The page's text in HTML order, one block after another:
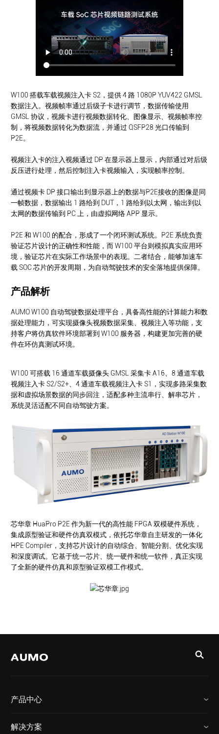
W100 搭载车载视频注入卡 S2，提供 4 路 1080P YUV422 GMSL
数据注入。视频帧率通过后级子卡进行调节，数据传输使用
GMSL 协议，视频卡进行视频数据转化、图像显示、视频帧率控
制，将视频数据转化为数据流，并通过 QSFP28 光口传输到
P2E。
视频注入卡的注入视频通过 DP 在显示器上显示，内部通过对后级
反压进行处理，然后控制注入卡视频输入，实现帧率控制。
通过视频卡 DP 接口输出到显示器上的数据与P2E接收的图像是同
一帧数据，数据输出 1 路给到 DUT，1 路给到以太网，输出到以
太网的数据传输到 PC 上，由虚拟网络 APP 显示。
P2E 和 W100 的配合，形成了一个闭环测试系统。P2E 系统负责
验证芯片设计的正确性和性能，而 W100 平台则模拟真实应用环
境，验证芯片在实际工作场景中的表现。二者结合，能够加速车
载 SOC 芯片的开发周期，为自动驾驶技术的安全落地提供保障。
产品解析
AUMO W100 自动驾驶数据处理平台，具备高性能的计算能力和数
据处理能力，可实现摄像头视频数据采集、视频注入等功能，支
持客户将仿真软件环境部署到 W100 服务器，构建更加完善的硬
件在环仿真测试环境。
W100 可搭载 16 通道车载摄像头 GMSL 采集卡 A16、8 通道车载
视频注入卡 S2/S2+、4 通道车载视频注入卡 S1，实现多路采集数
据和虚拟场景数据的同步回注，适配多种主流串行、解串芯片，
系统灵活适配不同自动驾驶方案。
芯华章 HuaPro P2E 作为新一代的高性能 FPGA 双模硬件系统，
集成原型验证和硬件仿真双模式，依托芯华章自主研发的一体化
HPE Compiler，支持芯片设计的自动综合、智能分割、优化实现
和深度调试。它基于统一芯片、统一硬件和统一软件，真正实现
了全新的硬件仿真和原型验证双模工作模式。
产品中心
解决方案